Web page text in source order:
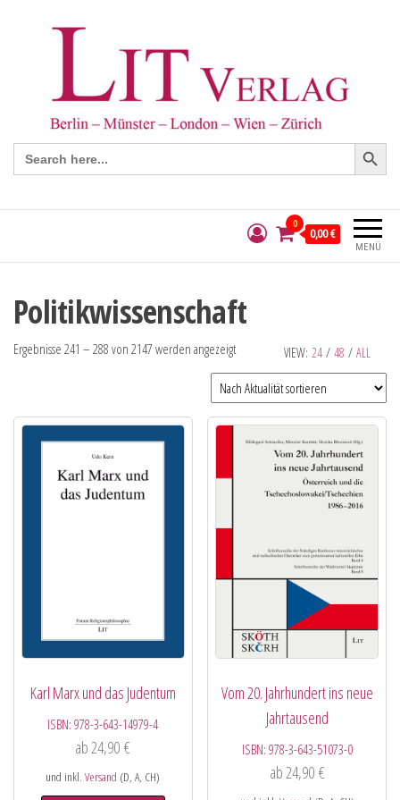
Search
for:
Search Button
MENÜ
0
0,00 €
Politikwissenschaft
VIEW: 24 / 48 / ALL
Ergebnisse 241 – 288 von 2147 werden angezeigt
Karl Marx und das Judentum
ISBN:978-3-643-14979-4
ab24,90€
und inkl.Versand (D, A, CH)
Vom 20. Jahrhundert ins neue
Jahrtausend
ISBN: 978-3-643-51073-0
ab24,90 €